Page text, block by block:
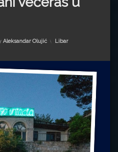
Aleksandar Olujić Kategorije:
Libar